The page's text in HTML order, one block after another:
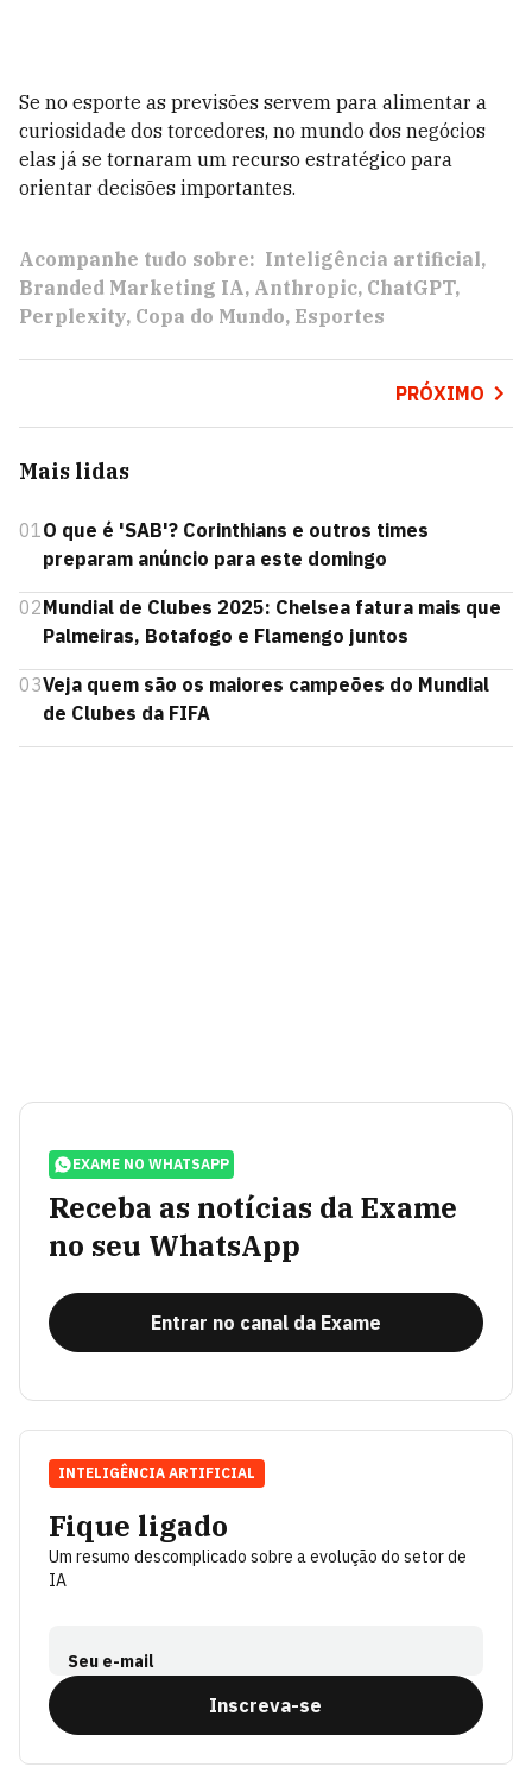
Se no esporte as previsões servem para alimentar a
curiosidade dos torcedores, no mundo dos negócios
elas já se tornaram um recurso estratégico para
orientar decisões importantes.
Acompanhe tudo sobre: Inteligência artificial
Branded Marketing IA Anthropic ChatGPT
Perplexity Copa do Mundo Esportes
PRÓXIMO
Mais lidas
01O que é 'SAB'? Corinthians e outros times
preparam anúncio para este domingo
02Mundial de Clubes 2025: Chelsea fatura mais que
Palmeiras, Botafogo e Flamengo juntos
03Veja quem são os maiores campeões do Mundial
de Clubes da FIFA
EXAME NO WHATSAPP
Receba as notícias da Exame
no seu WhatsApp
Entrar no canal da Exame
Fique ligado
Um resumo descomplicado sobre a evolução do setor de
IA
Seu e-mail
Inscreva-se
INTELIGÊNCIA ARTIFICIAL